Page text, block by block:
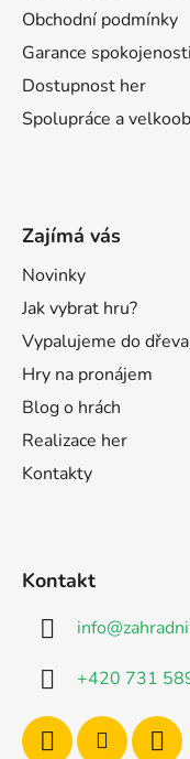
Obchodní podmínky
Garance spokojenosti
Dostupnost her
Spolupráce a
Zajímá vás
Novinky
Jak vybrat hru?
Vypalujeme do dřeva
Hry na pronájem
Blog o hrách
Realizace her
Kontakty
Kontakt
info@
+420 731